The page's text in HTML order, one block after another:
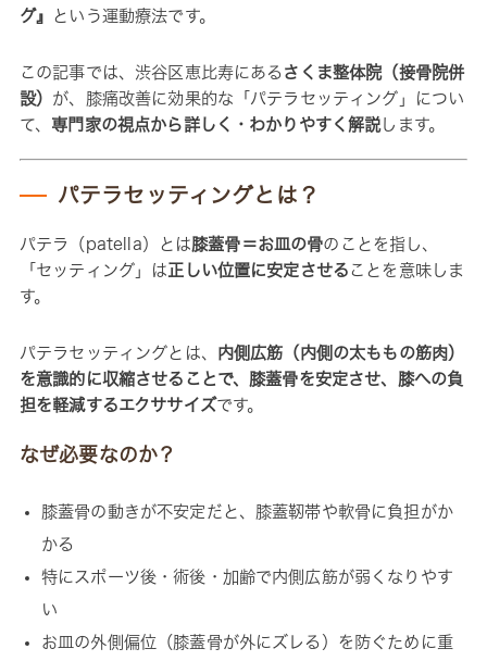
グ』
という運動療法です。
この記事では、渋谷区恵比寿にある さくま整体院（接骨院併
設） が、膝痛改善に効果的な「パテラセッティング」につい
て、 専門家の視点から詳しく・わかりやすく解説します。
パテラセッティングとは？
パテラ（patella）とは膝蓋骨＝お皿の骨のことを指し、
「セッティング」は 正しい位置に安定させる ことを意味しま
す。
パテラセッティングとは、
内側広筋（内側の太ももの筋肉）
を意識的に収縮させることで、膝蓋骨を安定させ、膝への負
担を軽減するエクササイズです。
なぜ必要なのか？
膝蓋骨の動きが不安定だと、膝蓋靭帯や軟骨に負担がか
かる
特にスポーツ後・術後・加齢で内側広筋が弱くなりやす
い
お皿の外側偏位（膝蓋骨が外にズレる）を防ぐために重